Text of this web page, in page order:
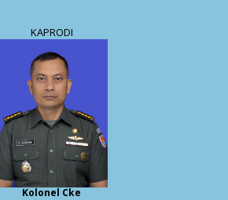
KAPRODI
Kolonel Cke